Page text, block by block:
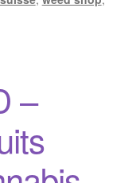
–